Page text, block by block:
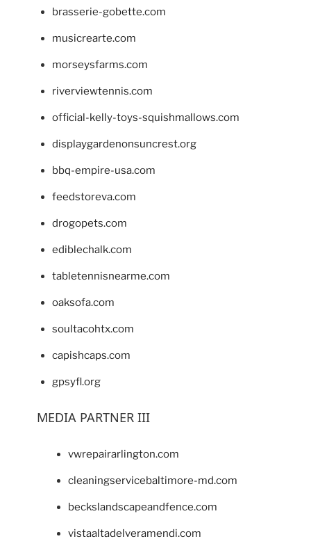
brasserie-gobette.com
musicrearte.com
morseysfarms.com
riverviewtennis.com
official-kelly-toys-squishmallows.com
displaygardenonsuncrest.org
bbq-empire-usa.com
feedstoreva.com
drogopets.com
ediblechalk.com
tabletennisnearme.com
oaksofa.com
soultacohtx.com
capishcaps.com
gpsyfl.org
MEDIA PARTNER III
vwrepairarlington.com
cleaningservicebaltimore-md.com
beckslandscapeandfence.com
vistaaltadelveramendi.com